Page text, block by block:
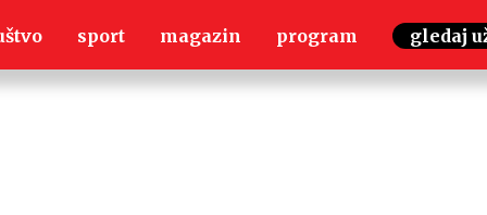
sport magazin program gledaj